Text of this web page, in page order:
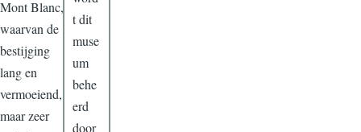
Mont Blanc,
waarvan de
bestijging
lang en
vermoeiend,
maar zeer
t dit
muse
um
behe
erd
door